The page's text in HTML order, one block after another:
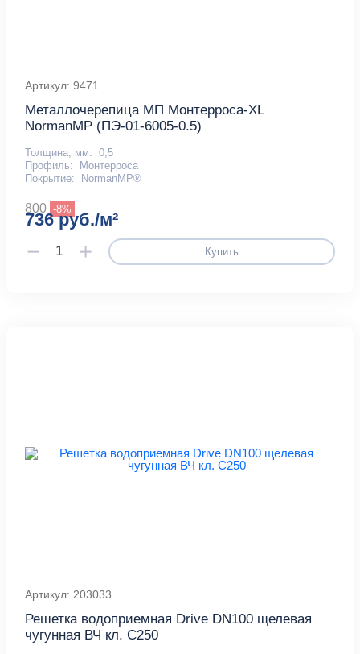
Артикул: 9471
Металлочерепица МП Монтерроса-XL
NormanMP (ПЭ-01-6005-0.5)
Толщина, мм: 0,5
Профиль:
Монтерроса
Покрытие:
NormanMP®
800 -8%
736 руб./м²
Купить
Артикул: 203033
Решетка водоприемная Drive DN100 щелевая
чугунная ВЧ кл. C250